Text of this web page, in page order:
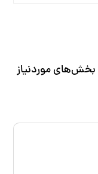
بخش‌های موردنیاز